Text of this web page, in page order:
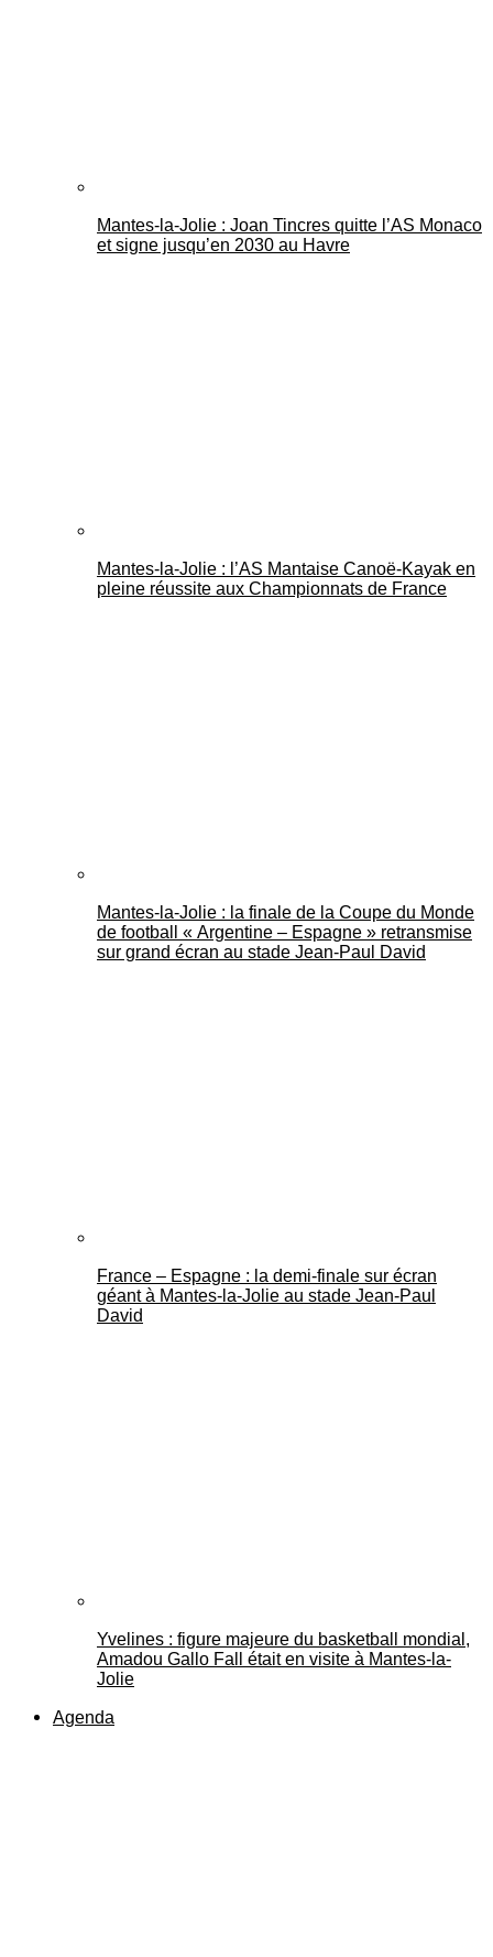
Mantes-la-Jolie : Joan Tincres quitte l’AS Monaco
et signe jusqu’en 2030 au Havre
Mantes-la-Jolie : l’AS Mantaise Canoë‑Kayak en
pleine réussite aux Championnats de France
Mantes-la-Jolie : la finale de la Coupe du Monde
de football « Argentine – Espagne » retransmise
sur grand écran au stade Jean-Paul David
France – Espagne : la demi-finale sur écran
géant à Mantes-la-Jolie au stade Jean-Paul
David
Yvelines : figure majeure du basketball mondial,
Amadou Gallo Fall était en visite à Mantes-la-
Jolie
Agenda